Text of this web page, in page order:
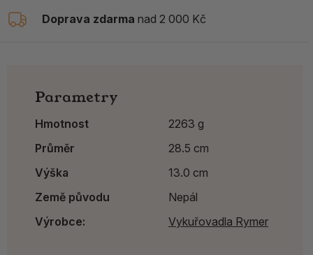
Doprava zdarma nad 2 000 Kč
Parametry
Hmotnost
2263 g
Průměr
28.5 cm
Výška
13.0 cm
Země původu
Nepál
Výrobce:
Vykuřovadla Rymer